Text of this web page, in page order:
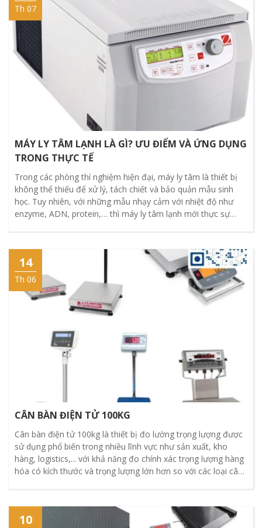
Th 07
MÁY LY TÂM LẠNH LÀ GÌ? ƯU ĐIỂM VÀ ỨNG DỤNG
TRONG THỰC TẾ
Trong các phòng thí nghiệm hiện đại, máy ly tâm là thiết bị
không thể thiếu để xử lý, tách chiết và bảo quản mẫu sinh
học. Tuy nhiên, với những mẫu nhạy cảm với nhiệt độ như
enzyme, ADN, protein,… thì máy ly tâm lạnh mới thực sự
14
Th 06
CÂN BÀN ĐIỆN TỬ 100KG
Cân bàn điện tử 100kg là thiết bị đo lường trọng lượng được
sử dụng phổ biến trong nhiều lĩnh vực như sản xuất, kho
hàng, logistics,... với khả năng đo chính xác trọng lượng hàng
hóa có kích thước và trọng lượng lớn hơn so với các loại cân
10